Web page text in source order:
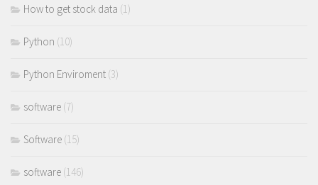
How to get stock data (1)
Python (10)
Python Enviroment (3)
software (7)
Software (15)
software (146)